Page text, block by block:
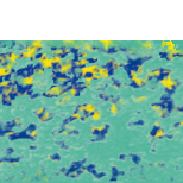
Powered byJEM